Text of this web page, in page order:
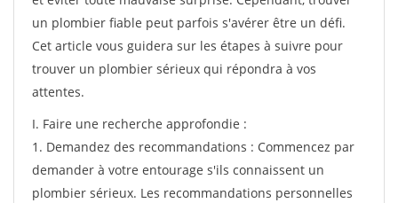
un plombier fiable peut parfois s'avérer être un défi.
Cet article vous guidera sur les étapes à suivre pour
trouver un plombier sérieux qui répondra à vos
attentes.
I. Faire une recherche approfondie :
1. Demandez des recommandations : Commencez par
demander à votre entourage s'ils connaissent un
plombier sérieux. Les recommandations personnelles